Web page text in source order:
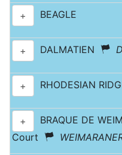
+ BEAGLE
+ DALMATIEN
+ RHODESIAN
+
BRAQUE DE
Court